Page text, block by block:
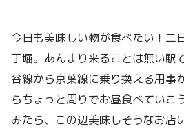
今日も美味しい物が食べたい！二
丁堀。あんまり来ることは無い駅
谷線から京葉線に乗り換える用事
らちょっと周りでお昼食べていこ
みたら、この辺美味しそうなお店